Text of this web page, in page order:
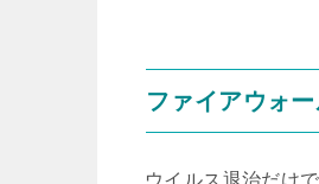
ファイアウォ
ウイルス退治だけ